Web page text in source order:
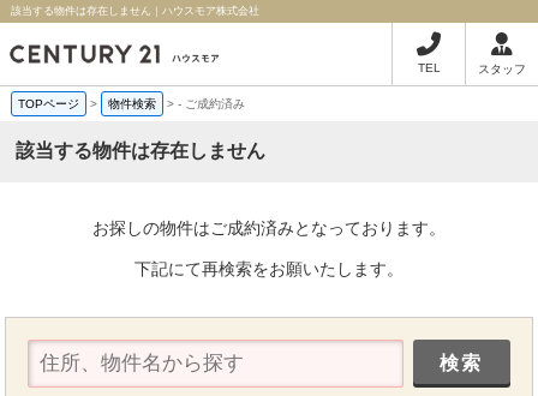
該当する物件は存在しません｜ハウスモア株式会社
TEL スタッフ
TOPページ > 物件検索 >- ご成約済み
該当する物件は存在しません
お探しの物件はご成約済みとなっております。
下記にて再検索をお願いたします。